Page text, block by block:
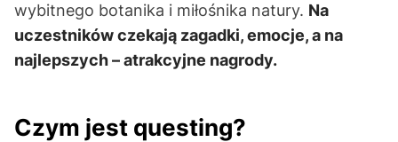
wybitnego botanika i miłośnika natury. Na
uczestników czekają zagadki, emocje, a na
najlepszych – atrakcyjne nagrody.
Czym jest questing?